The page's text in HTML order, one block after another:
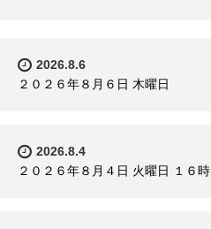
2026.8.6
２０２６年８月６日 木曜日
2026.8.4
２０２６年８月４日 火曜日 １６時